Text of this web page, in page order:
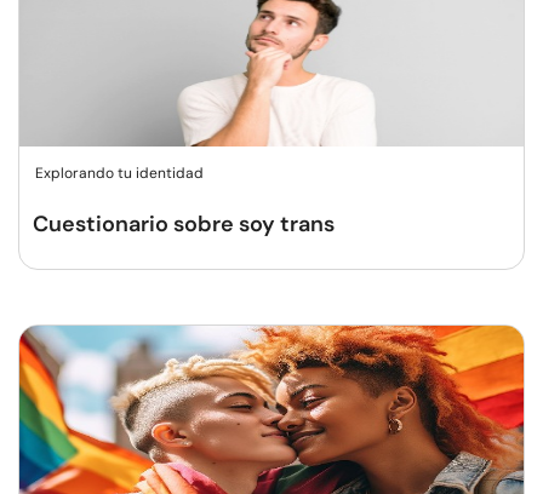
Explorando tu identidad
Cuestionario sobre soy trans